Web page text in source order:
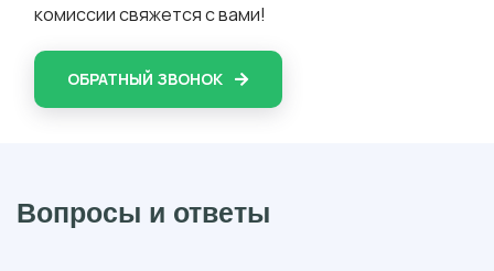
комиссии свяжется с вами!
ОБРАТНЫЙ ЗВОНОК
Вопросы и ответы